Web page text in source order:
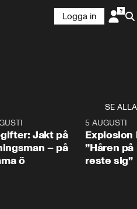
Logga in
SE ALLA
0:33
Jakt på
– på
ö
5 AUGUSTI
Explosion
”Håren
reste sig”